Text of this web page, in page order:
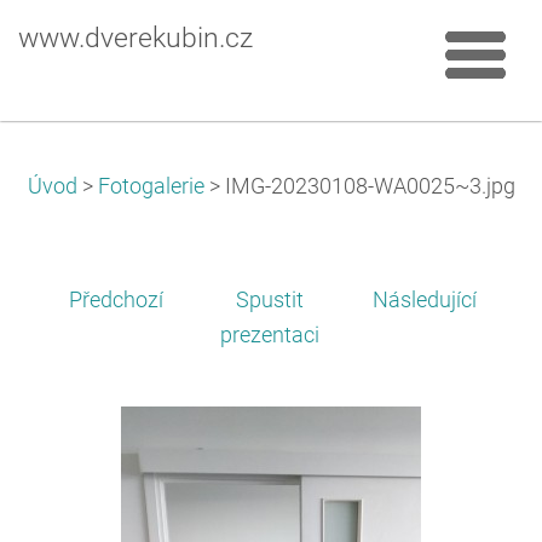
www.dverekubin.cz
Úvod > Fotogalerie > IMG-20230108-WA0025~3.jpg
Předchozí
Spustit
prezentaci
Následující